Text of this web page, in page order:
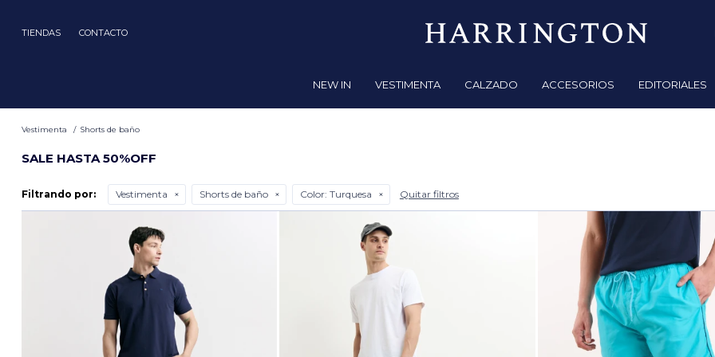
TIENDAS CONTACTO
NEW IN VESTIMENTA CALZADO ACCESORIOS EDITORIALES
Vestimenta Shorts de baño
SALE HASTA 50%OFF
Filtrando por: Vestimenta Shorts de baño Color: Turquesa Quitar filtros